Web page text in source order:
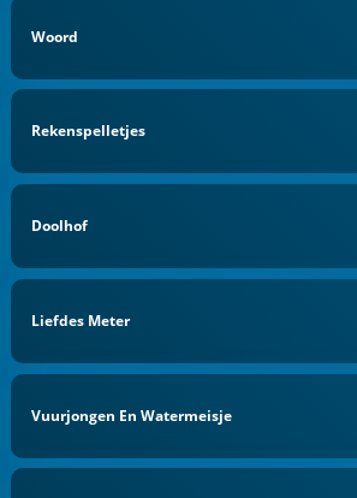
Woord
Rekenspelletjes
Doolhof
Liefdes Meter
Vuurjongen En Watermeisje